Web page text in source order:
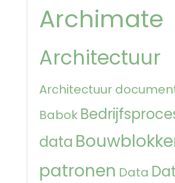
Archimate
Architectuur
Architectuur
Babok
data
patronen Data